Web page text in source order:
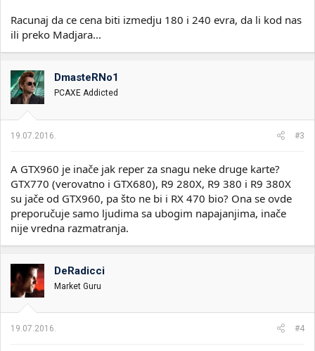
Racunaj da ce cena biti izmedju 180 i 240 evra, da li kod nas
ili preko Madjara...
DmasteRNo1
PCAXE Addicted
19.07.2016. #3
A GTX960 je inače jak reper za snagu neke druge karte?
GTX770 (verovatno i GTX680), R9 280X, R9 380 i R9 380X
su jače od GTX960, pa što ne bi i RX 470 bio? Ona se ovde
preporučuje samo ljudima sa ubogim napajanjima, inače
nije vredna razmatranja.
DeRadicci
Market Guru
19.07.2016. #4